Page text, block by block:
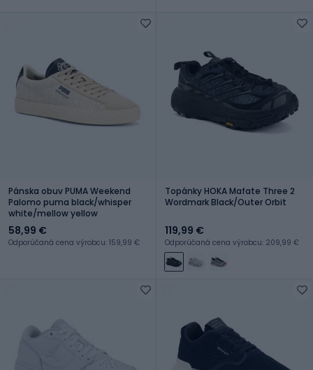
Pánska obuv PUMA Weekend
Palomo puma black/whisper
white/mellow yellow
58,99 €
Odporúčaná cena výrobcu: 159,99 €
Topánky HOKA Mafate Three 2
Wordmark Black/Outer Orbit
119,99 €
Odporúčaná cena výrobcu: 209,99 €